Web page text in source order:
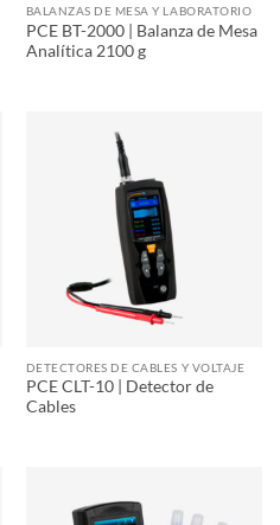
BALANZAS DE MESA Y LABORATORIO
PCE BT-2000 | Balanza de Mesa
Analítica 2100 g
DETECTORES DE CABLES Y VOLTAJE
PCE CLT-10 | Detector de
Cables